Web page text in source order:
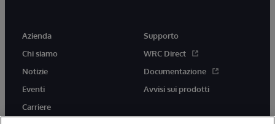
Azienda
Chi siamo
Notizie
Eventi
Carriere
Supporto
WRC Direct
Documentazione
Avvisi sui prodotti